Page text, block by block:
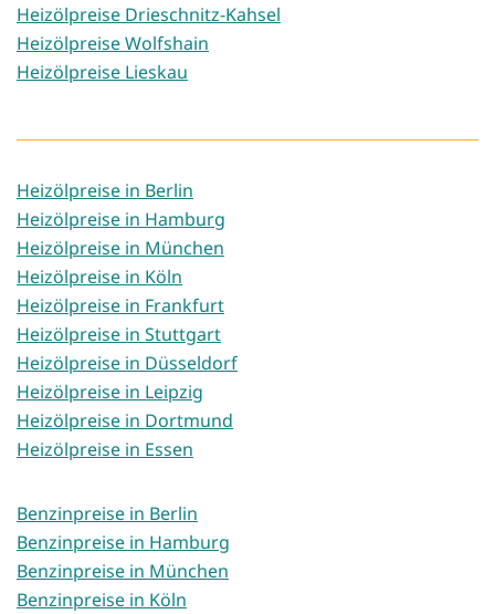
Heizölpreise Drieschnitz-Kahsel
Heizölpreise Wolfshain
Heizölpreise Lieskau
Heizölpreise in Berlin
Heizölpreise in Hamburg
Heizölpreise in München
Heizölpreise in Köln
Heizölpreise in Frankfurt
Heizölpreise in Stuttgart
Heizölpreise in Düsseldorf
Heizölpreise in Leipzig
Heizölpreise in Dortmund
Heizölpreise in Essen
Benzinpreise in Berlin
Benzinpreise in Hamburg
Benzinpreise in München
Benzinpreise in Köln